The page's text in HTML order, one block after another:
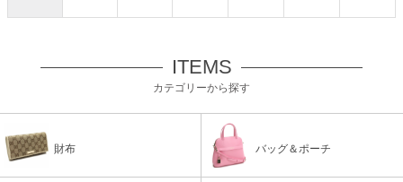
ITEMS
カテゴリーから探す
財布 バッグ＆ポーチ